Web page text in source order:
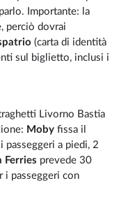
Importante: la
perciò dovrai
(carta di identità
sul biglietto, inclusi i
Livorno Bastia
Mobyfissa il
passeggeri a piedi, 2
Ferries prevede 30
i passeggeri con